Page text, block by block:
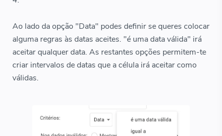
Ao lado da opção "Data" podes definir se queres colocar
alguma regras às datas aceites. "é uma data válida" irá
aceitar qualquer data. As restantes opções permitem-te
criar intervalos de datas que a célula irá aceitar como
válidas.